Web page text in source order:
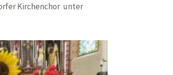
Kirchenchor unter